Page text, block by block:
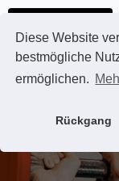
Diese Website
bestmögliche
ermöglichen.
Rückgang